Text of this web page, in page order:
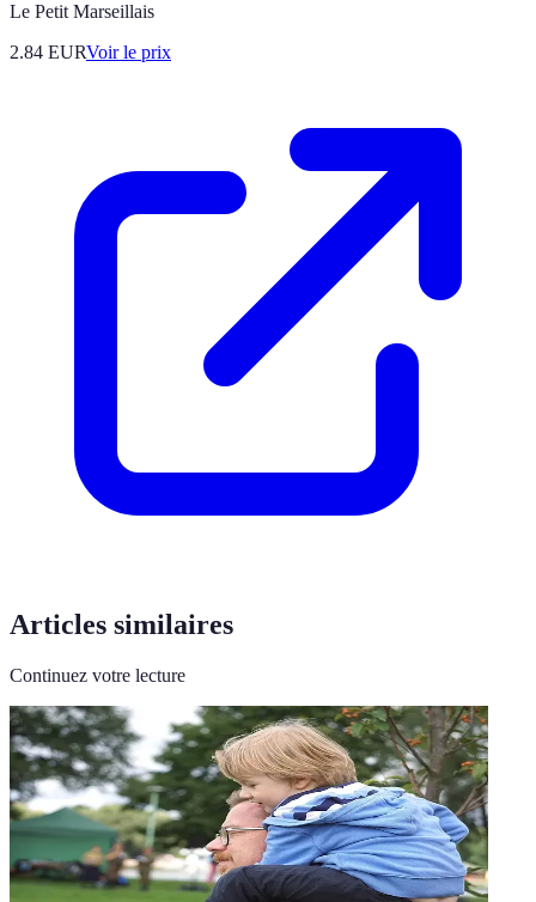
Le Petit Marseillais
2.84 EURVoir le prix
Articles similaires
Continuez votre lecture